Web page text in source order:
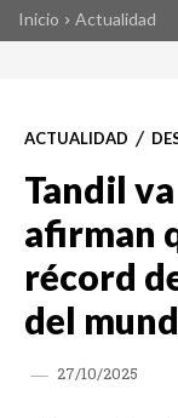
Inicio Actualidad
ACTUALIDAD
Tandil
afirman
récord
del
27/10/2025